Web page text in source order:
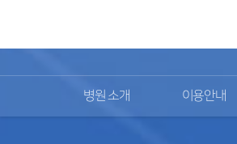
병원 소개 이용안내